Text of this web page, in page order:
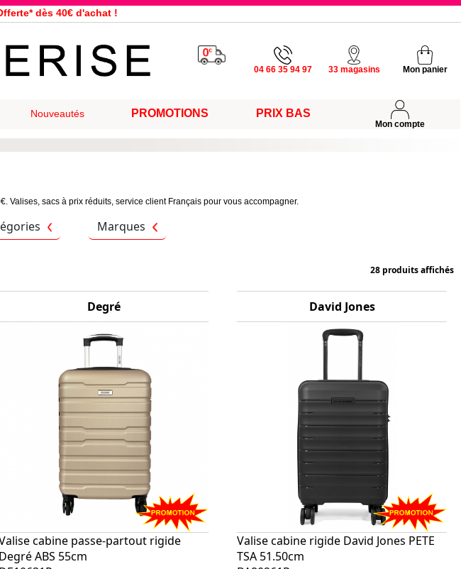
au 04 66 35 94 97
à proximité de chez vous ?
Cerise !
Eastpak, Little Marcel à prix bas
04 66 35 94 97 33 magasins Mon panier
Nouveautés PROMOTIONS PRIX BAS
Mon compte
Valises, sacs à prix réduits, service client Français pour vous accompagner.
Marques
28 produits affichés
Degré
cabine passe-partout rigide
Degré ABS 55cm
David Jones
Valise cabine rigide David Jones PETE
TSA 51.50cm